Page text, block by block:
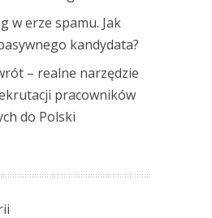
w erze spamu. Jak
kandydata?
– realne narzędzie
pracowników
do Polski